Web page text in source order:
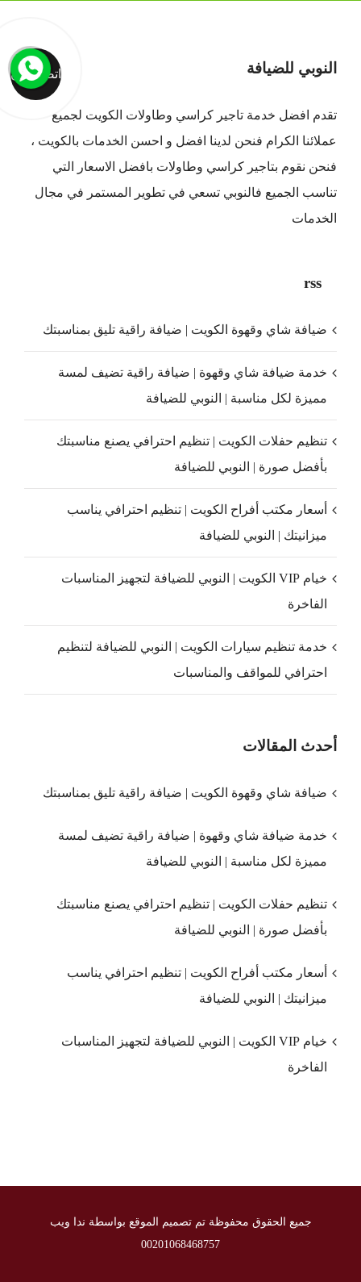
النوبي للضيافة
تقدم افضل خدمة تاجير كراسي وطاولات الكويت لجميع
عملائنا الكرام فنحن لدينا افضل و احسن الخدمات بالكويت ،
فنحن نقوم بتاجير كراسي وطاولات بافضل الاسعار التي
تناسب الجميع فالنوبي تسعي في تطوير المستمر في مجال
الخدمات
rss
ضيافة شاي وقهوة الكويت | ضيافة راقية تليق بمناسبتك
خدمة ضيافة شاي وقهوة | ضيافة راقية تضيف لمسة
مميزة لكل مناسبة | النوبي للضيافة
تنظيم حفلات الكويت | تنظيم احترافي يصنع مناسبتك
بأفضل صورة | النوبي للضيافة
أسعار مكتب أفراح الكويت | تنظيم احترافي يناسب
ميزانيتك | النوبي للضيافة
خيام VIP الكويت | النوبي للضيافة لتجهيز المناسبات
الفاخرة
خدمة تنظيم سيارات الكويت | النوبي للضيافة لتنظيم
احترافي للمواقف والمناسبات
أحدث المقالات
ضيافة شاي وقهوة الكويت | ضيافة راقية تليق بمناسبتك
خدمة ضيافة شاي وقهوة | ضيافة راقية تضيف لمسة
مميزة لكل مناسبة | النوبي للضيافة
تنظيم حفلات الكويت | تنظيم احترافي يصنع مناسبتك
بأفضل صورة | النوبي للضيافة
أسعار مكتب أفراح الكويت | تنظيم احترافي يناسب
ميزانيتك | النوبي للضيافة
خيام VIP الكويت | النوبي للضيافة لتجهيز المناسبات
الفاخرة
جميع الحقوق محفوظة تم تصميم الموقع بواسطة ندا ويب
00201068468757
اتصل الان